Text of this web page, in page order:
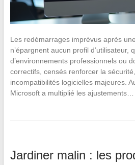
Les redémarrages imprévus après
n’épargnent aucun profil d’utilisateur,
d’environnements professionnels ou
correctifs, censés renforcer la
incompatibilités logicielles majeures.
Microsoft a multiplié les ajustements…
Jardiner malin : les